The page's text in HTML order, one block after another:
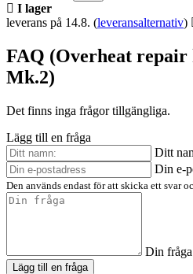
I lager
leverans på 14.8. (leveransalternativ)
FAQ (Overheat repair
Mk.2)
Det finns inga frågor tillgängliga.
Lägg till en fråga
Ditt
Din e-
Den används endast för att skicka ett svar
Din fråga
Lägg till en fråga